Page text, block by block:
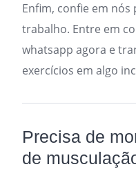
Enfim, confie em
trabalho. Entre em
whatsapp agora e
exercícios em algo
Precisa de
de